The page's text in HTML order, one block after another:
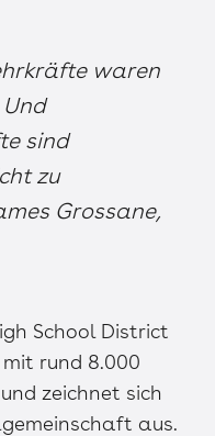
waren
sind
zu
Grossane,
School District
rund 8.000
zeichnet sich
aus.